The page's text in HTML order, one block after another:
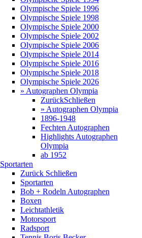
Olympische Spiele 1996
Olympische Spiele 1998
Olympische Spiele 2000
Olympische Spiele 2002
Olympische Spiele 2006
Olympische Spiele 2014
Olympische Spiele 2016
Olympische Spiele 2018
Olympische Spiele 2026
» Autographen Olympia
ZurückSchließen
» Autographen Olympia
1896-1948
Fechten Autographen
Highlights Autographen
Olympia
ab 1952
Sportarten
Zurück Schließen
Sportarten
Bob + Rodeln Autographen
Boxen
Leichtathletik
Motorsport
Radsport